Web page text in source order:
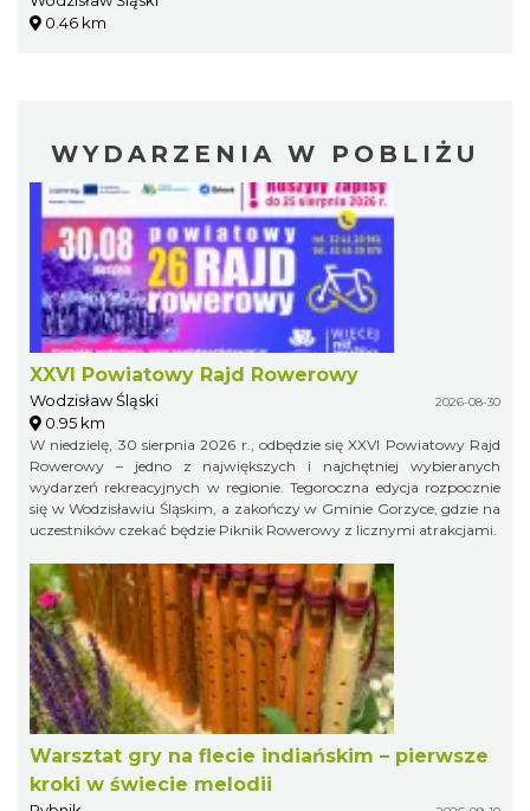
0.46 km
WYDARZENIA W POBLIŻU
XXVI Powiatowy Rajd Rowerowy
Wodzisław Śląski 2026-08-30
0.95 km
W niedzielę, 30 sierpnia 2026 r., odbędzie się XXVI Powiatowy Rajd
Rowerowy – jedno z największych i najchętniej wybieranych
wydarzeń rekreacyjnych w regionie. Tegoroczna edycja rozpocznie
się w Wodzisławiu Śląskim, a zakończy w Gminie Gorzyce, gdzie na
uczestników czekać będzie Piknik Rowerowy z licznymi atrakcjami.
Warsztat gry na flecie indiańskim – pierwsze
kroki w świecie melodii